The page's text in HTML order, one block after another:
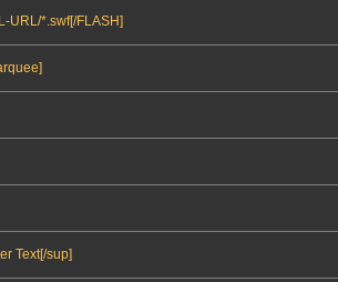
URL/*.swf[/FLASH]
Text[/sup]